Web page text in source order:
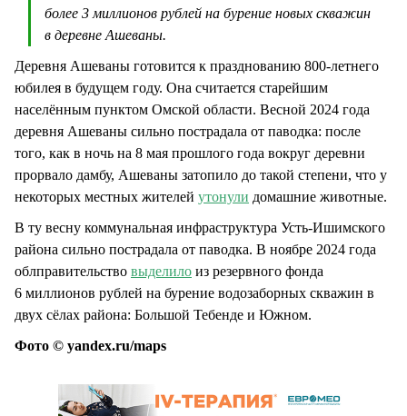
более 3 миллионов рублей на бурение новых скважин
в деревне Ашеваны.
Деревня Ашеваны готовится к празднованию 800-летнего
юбилея в будущем году. Она считается старейшим
населённым пунктом Омской области. Весной 2024 года
деревня Ашеваны сильно пострадала от паводка: после
того, как в ночь на 8 мая прошлого года вокруг деревни
прорвало дамбу, Ашеваны затопило до такой степени, что у
некоторых местных жителей утонули домашние животные.
В ту весну коммунальная инфраструктура Усть-Ишимского
района сильно пострадала от паводка. В ноябре 2024 года
облправительство выделило из резервного фонда
6 миллионов рублей на бурение водозаборных скважин в
двух сёлах района: Большой Тебенде и Южном.
Фото © yandex.ru/maps